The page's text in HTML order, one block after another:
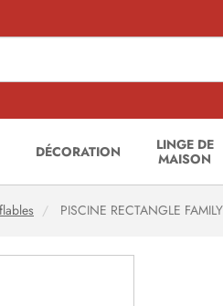
DÉCORATION
LINGE DE
MAISON
PISCINE RECTANGLE